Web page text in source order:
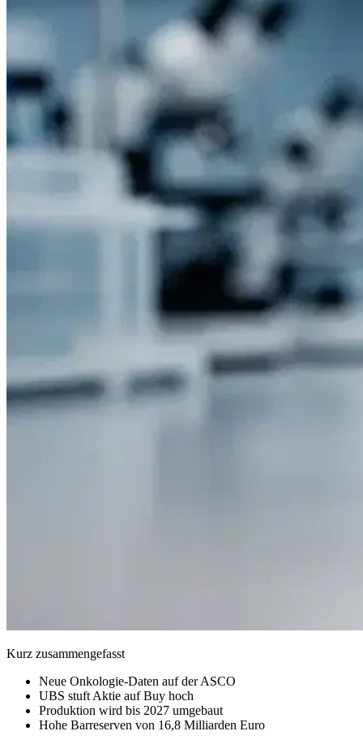
Kurz zusammengefasst
Neue Onkologie-Daten auf der ASCO
UBS stuft Aktie auf Buy hoch
Produktion wird bis 2027 umgebaut
Hohe Barreserven von 16,8 Milliarden Euro